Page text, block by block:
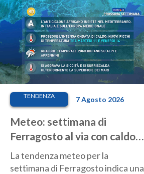
TENDENZA 7 Agosto 2026
Meteo: settimana di
Ferragosto al via con caldo
intenso e qualche temporale
La tendenza meteo per la
settimana di Ferragosto indica una